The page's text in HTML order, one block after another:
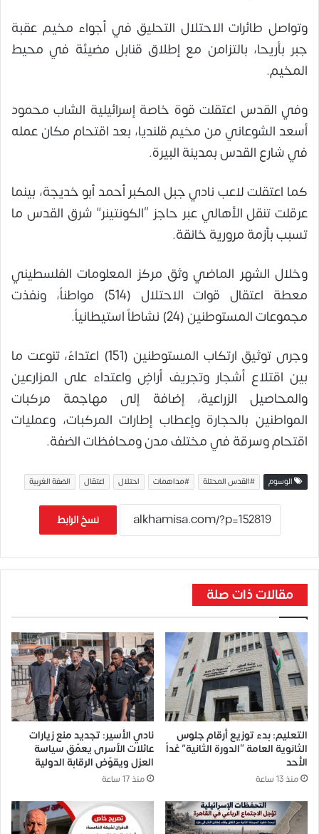
وتواصل طائرات الاحتلال التحليق في أجواء مخيم عقبة
جبر بأريحا، بالتزامن مع إطلاق قنابل مضيئة في محيط
المخيم.
وفي القدس اعتقلت قوة خاصة إسرائيلية الشاب محمود
أسعد الشوعاني من مخيم قلنديا، بعد اقتحام مكان عمله
في شارع القدس بمدينة البيرة.
كما اعتقلت لاعب نادي جبل المكبر أحمد أبو خديجة، بينما
عرقلت تنقل الأهالي عبر حاجز “الكونتينر” شرق القدس ما
تسبب بأزمة مرورية خانقة.
وخلال الشهر الماضي وثق مركز المعلومات الفلسطيني
معطة اعتقال قوات الاحتلال (514) مواطناً، ونفذت
مجموعات المستوطنين (24) نشاطاً استيطانياً.
وجرى توثيق ارتكاب المستوطنين (151) اعتداءً، تنوعت ما
بين اقتلاع أشجار وتجريف أراضٍ واعتداء على المزارعين
والمحاصيل الزراعية، إضافة إلى مهاجمة مركبات
المواطنين بالحجارة وإعطاب إطارات المركبات، وعمليات
اقتحام وسرقة في مختلف مدن ومحافظات الضفة.
الوسوم #القدس المحتلة #مداهمات احتلال اعتقال الضفة الغربية
نسخ الرابط
مقالات ذات صلة
التعليم: بدء توزيع أرقام جلوس
الثانوية العامة “الدورة الثانية” غداً
الأحد
منذ 13 ساعة
نادي الأسير: تجديد منع زيارات
عائلات الأسرى يعمّق سياسة
العزل ويقوّض الرقابة الدولية
منذ 17 ساعة